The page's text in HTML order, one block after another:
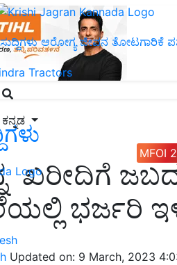
ಸುದ್ದಿಗಳು ಆರೋಗ್ಯ ಜೀವನ ತೋಟಗಾರಿಕೆ
ಕನ್ನಡ
MFOI
ಖರೀದಿಗೆ
ಭರ್ಜರಿ
Updated on: 9 March, 2023